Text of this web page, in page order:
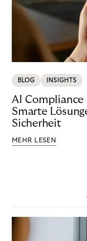
BLOG INSIGHTS
AI Compliance
Smarte
Sicherheit
MEHR LESEN